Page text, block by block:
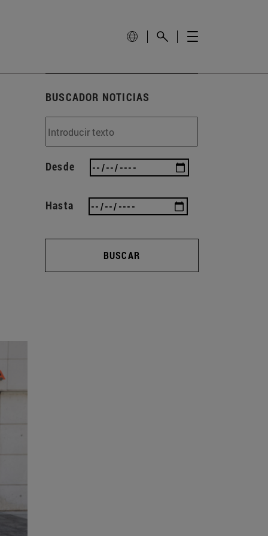
BUSCADOR NOTICIAS
Desde
Hasta
BUSCAR